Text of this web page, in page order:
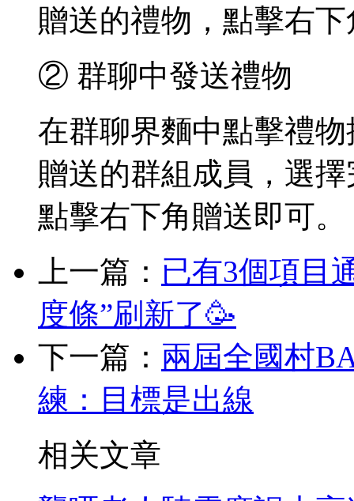
贈送的禮物，點擊右
② 群聊中發送禮物
在群聊界麵中點擊禮
贈送的群組成員，選
點擊右下角贈送即可。
上一篇： 已有3個項目
度條”刷新了🥳
下一篇： 兩屆全國村
練：目標是出線
相关文章